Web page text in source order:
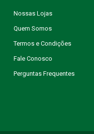
avaliação
Nossas Lojas
Quem Somos
Termos e Condições
Fale Conosco
Perguntas Frequentes